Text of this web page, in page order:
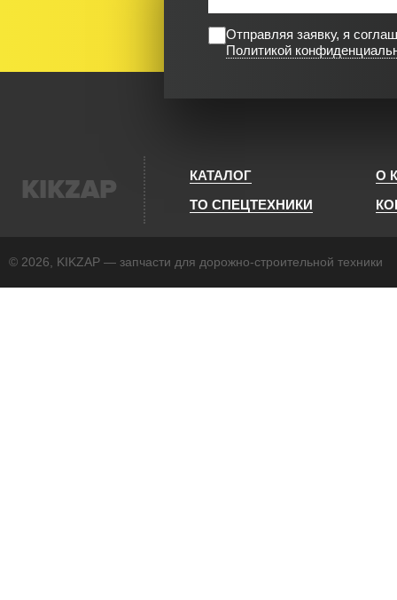
Отправляя заявку, я
Политикой
KIKZAP КАТАЛОГ
О
ТО СПЕЦТЕХНИКИ
© 2026, KIKZAP — запчасти для дорожно-строительной техники